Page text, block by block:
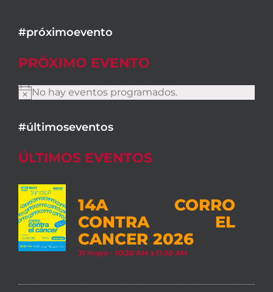
#próximoevento
PRÓXIMO EVENTO
Aviso
No hay eventos programados.
#últimoseventos
ÚLTIMOS EVENTOS
14A CORRO
CONTRA EL
CANCER 2026
31 mayo - 10:30 AMa 11:30 AM